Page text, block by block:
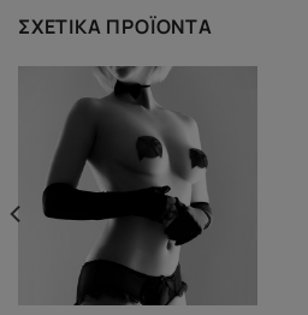
ΣΧΕΤΙΚΆ ΠΡΟΪΌΝΤΑ